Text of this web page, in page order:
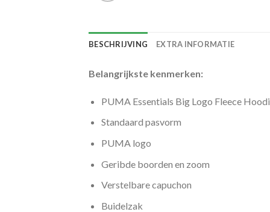
BESCHRIJVING EXTRA INFORMATIE
Belangrijkste kenmerken:
PUMA Essentials Big Logo Fleece
Standaard pasvorm
PUMA logo
Geribde boorden en zoom
Verstelbare capuchon
Buidelzak